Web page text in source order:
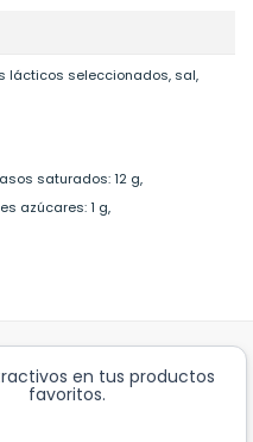
lácticos seleccionados, sal,
saturados: 12 g,
azúcares: 1 g,
en tus productos
favoritos.